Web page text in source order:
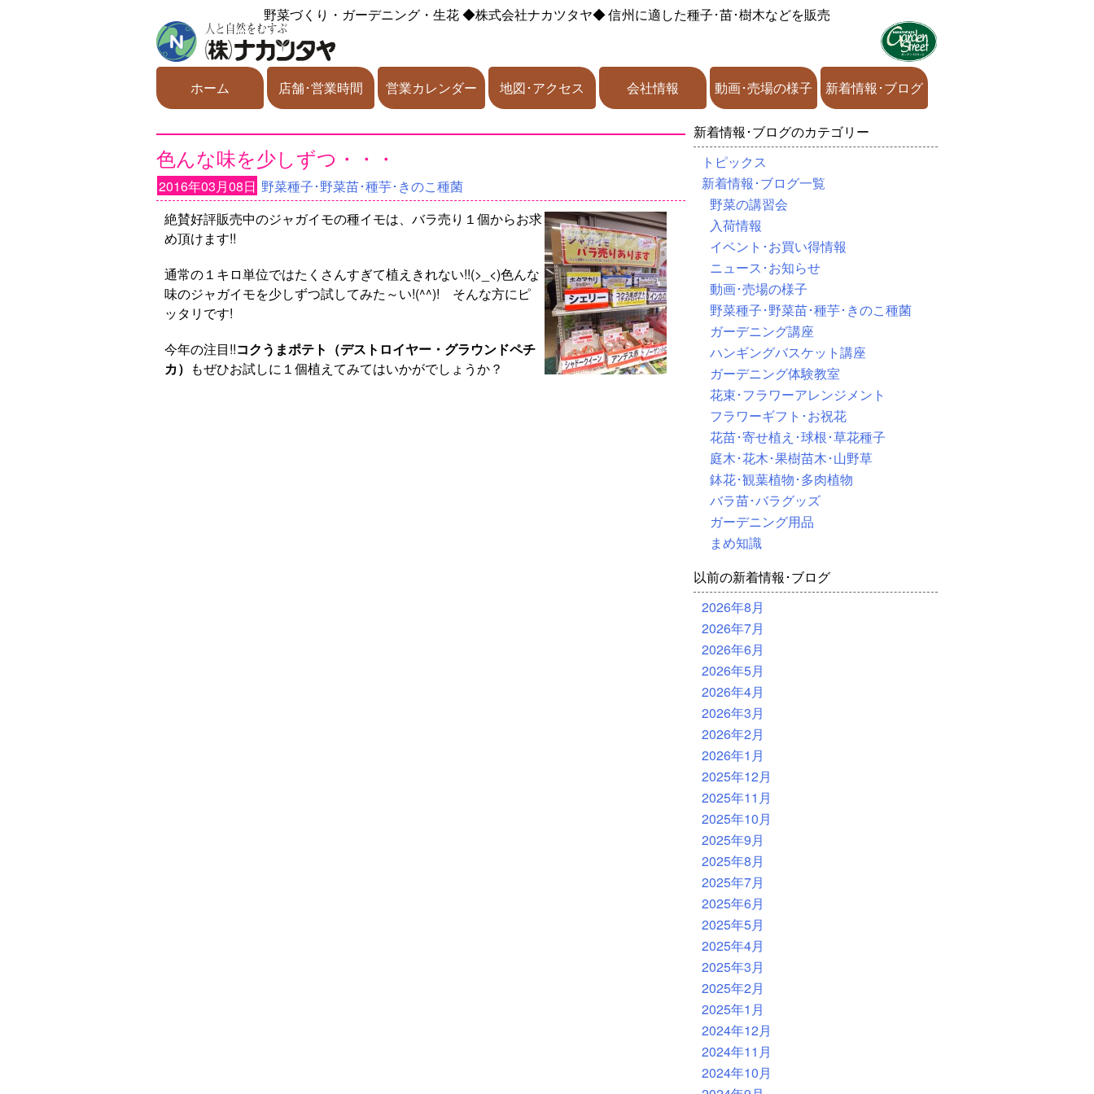
野菜づくり・ガーデニング・生花◆株式会社ナカツタヤ◆信州に適した種子･苗･樹木などを販売
ホーム 店舗･営業時間 営業カレンダー 地図･アクセス 会社情報 動画･売場の様子 新着情報･ブログ
色んな味を少しずつ・・・
2016年03月08日 野菜種子･野菜苗･種芋･きのこ種菌
絶賛好評販売中のジャガイモの種イモは、バラ売り１個からお求
め頂けます!!
通常の１キロ単位ではたくさんすぎて植えきれない!!(>_<)色んな
味のジャガイモを少しずつ試してみた～い!(^^)! そんな方にピ
ッタリです!
今年の注目!!コクうまポテト（デストロイヤー・グラウンドペチ
カ） もぜひお試しに１個植えてみてはいかがでしょうか？
新着情報･ブログのカテゴリー
トピックス
新着情報･ブログ一覧
野菜の講習会
入荷情報
イベント･お買い得情報
ニュース･お知らせ
動画･売場の様子
野菜種子･野菜苗･種芋･きのこ種菌
ガーデニング講座
ハンギングバスケット講座
ガーデニング体験教室
花束･フラワーアレンジメント
フラワーギフト･お祝花
花苗･寄せ植え･球根･草花種子
庭木･花木･果樹苗木･山野草
鉢花･観葉植物･多肉植物
バラ苗･バラグッズ
ガーデニング用品
まめ知識
以前の新着情報･ブログ
2026年8月
2026年7月
2026年6月
2026年5月
2026年4月
2026年3月
2026年2月
2026年1月
2025年12月
2025年11月
2025年10月
2025年9月
2025年8月
2025年7月
2025年6月
2025年5月
2025年4月
2025年3月
2025年2月
2025年1月
2024年12月
2024年11月
2024年10月